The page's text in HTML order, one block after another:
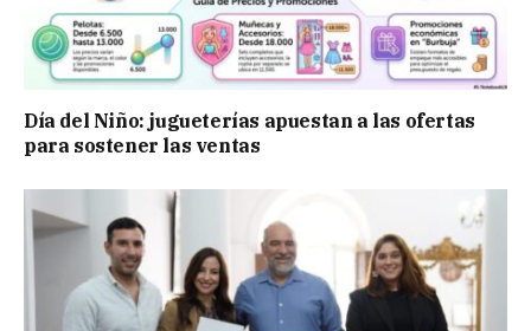
Día del Niño: jugueterías apuestan a las ofertas
para sostener las ventas